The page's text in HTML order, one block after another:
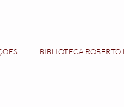
BIBLIOTECA ROBERTO